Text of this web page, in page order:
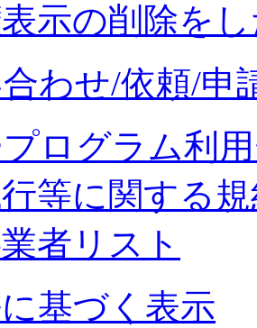
示の削除を
わせ/依頼/申
ログラム利
等に関する
者リスト
基づく表示